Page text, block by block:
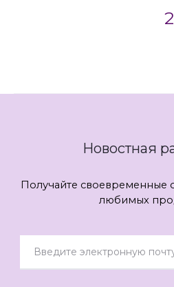
Новостная
Получайте своевременные
любимых